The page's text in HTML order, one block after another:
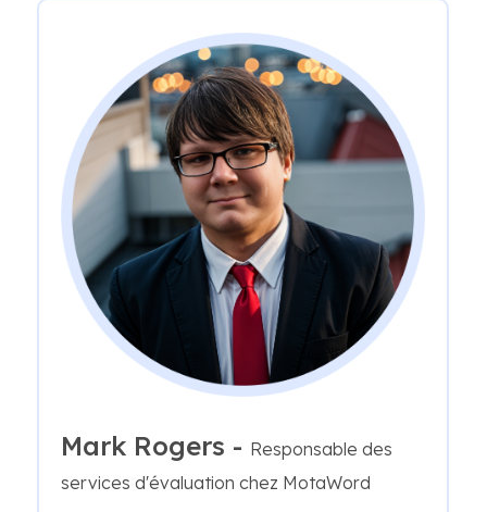
Mark Rogers - Responsable des
services d'évaluation chez MotaWord